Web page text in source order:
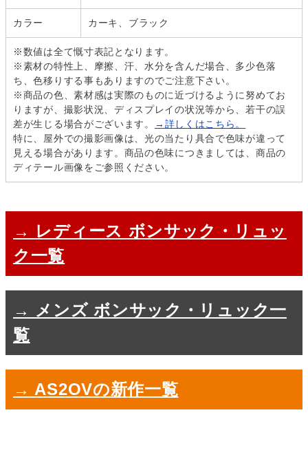
カラー カーキ、ブラック
※数値は全て慨寸表記となります。
※素材の特性上、摩擦、汗、水分を含んだ場合、多少色落
ち、色移りする事もありますのでご注意下さい。
※商品の色、素材感は実際のものに近づけるように努めてお
りますが、撮影状況、ディスプレイの状況等から、若干の誤
差が生じる場合がございます。
→詳しくはこちら。
特に、屋外での撮影画像は、光の当たり具合で色味が違って
見える場合があります。商品の色味につきましては、商品の
ディテール画像をご参照ください。
→ レディース ボンサック・リュッ
ク一覧
→ メンズ ボンサック・リュック一
覧
→ AS2OVの新作一覧